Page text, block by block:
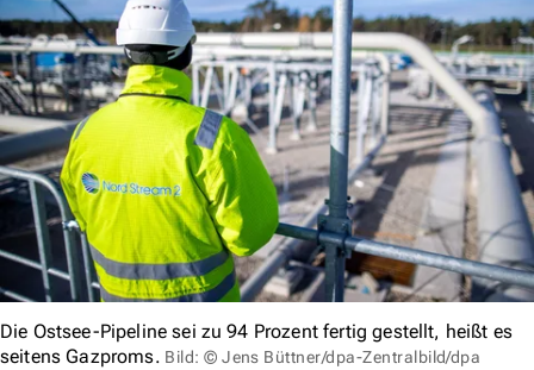
Die Ostsee-Pipeline sei zu 94 Prozent fertig gestellt, heißt es
seitens Gazproms. Bild: © Jens Büttner/dpa-Zentralbild/dpa